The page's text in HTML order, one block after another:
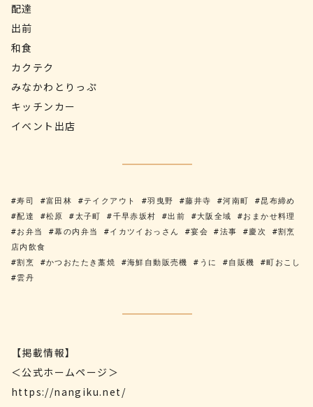
配達
出前
和食
カクテク
みなかわとりっぷ
キッチンカー
イベント出店
#寿司 #富田林 #テイクアウト #羽曳野 #藤井寺 #河南町 #昆布締め
#配達 #松原 #太子町 #千早赤坂村 #出前 #大阪全域 #おまかせ料理
#お弁当 #幕の内弁当 #イカツイおっさん #宴会 #法事 #慶次 #割烹
店内飲食
#割烹 #かつおたたき藁焼 #海鮮自動販売機 #うに #自販機 #町おこし
#雲丹
【掲載情報】
＜公式ホームページ＞
https://nangiku.net/